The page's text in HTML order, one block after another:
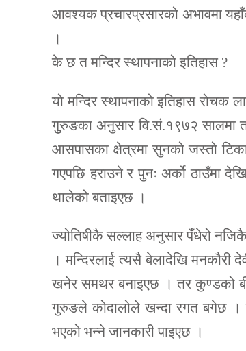
आवश्यक प्रचारप्रसारको अभावमा
।
के छ त मन्दिर स्थापनाको इतिहास ?
यो मन्दिर स्थापनाको इतिहास रोचक
गुुरुङका अनुसार वि.सं.१९७२ सालमा
आसपासका क्षेत्रमा सुनको जस्तो
गएपछि हराउने र पुनः अर्को ठाउँमा
थालेको बताइएछ ।
ज्योतिषीकै सल्लाह अनुसार पँधेरो
। मन्दिरलाई त्यसै बेलादेखि मनकौरी
खनेर समथर बनाइएछ । तर कुण्डको
गुरुङले कोदालोले खन्दा रगत बगेछ ।
भएको भन्ने जानकारी पाइएछ ।